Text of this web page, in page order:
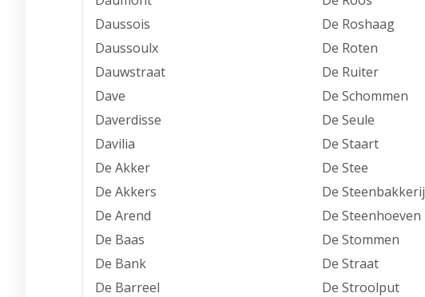
Daussois
Daussoulx
Dauwstraat
Dave
Daverdisse
Davilia
De Akker
De Akkers
De Arend
De Baas
De Bank
De Barreel
De Roshaag
De Roten
De Ruiter
De Schommen
De Seule
De Staart
De Stee
De Steenbakkerij
De Steenhoeven
De Stommen
De Straat
De Stroolput